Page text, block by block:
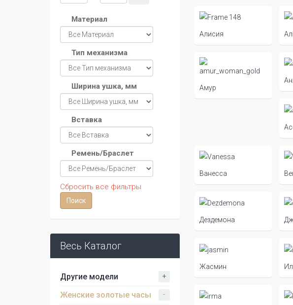
Материал
Тип механизма
Ширина ушка, мм
Вставка
Ремень/Браслет
Сбросить все фильтры
Весь Каталог
Другие модели +
Женские золотые часы -
Алисия
Амур
Ванесса
Дездемона
Жасмин